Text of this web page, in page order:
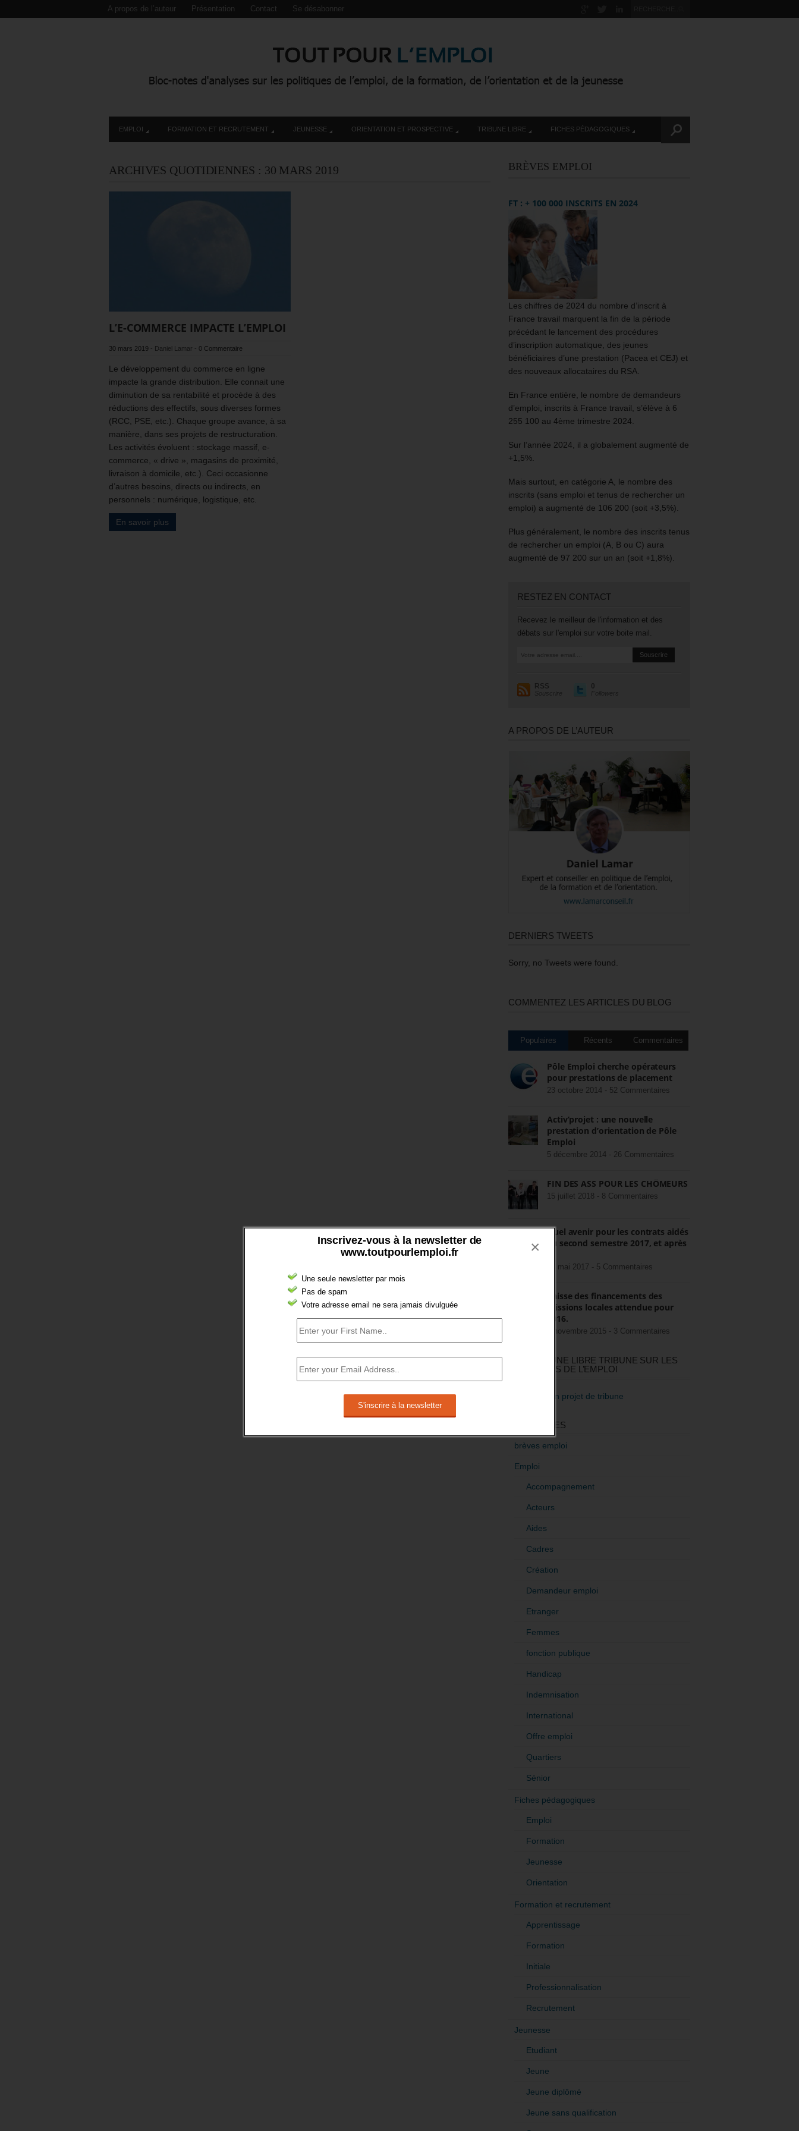
Inscrivez-vous à la newsletter de
www.toutpourlemploi.fr
Une seule newsletter par mois
Pas de spam
Votre adresse email ne sera jamais divulguée
×
A propos de l’auteur Présentation Contact Se désabonner
EMPLOI FORMATION ET RECRUTEMENT JEUNESSE ORIENTATION ET PROSPECTIVE TRIBUNE LIBRE FICHES PÉDAGOGIQUES
ARCHIVES QUOTIDIENNES : 30 MARS 2019
L’E-COMMERCE IMPACTE L’EMPLOI
30 mars 2019 - Daniel Lamar - 0 Commentaire
Le développement du commerce en ligne
impacte la grande distribution. Elle connait une
diminution de sa rentabilité et procède à des
réductions des effectifs, sous diverses formes
(RCC, PSE, etc.). Chaque groupe avance, à sa
manière, dans ses projets de restructuration.
Les activités évoluent : stockage massif, e-
commerce, « drive », magasins de proximité,
livraison à domicile, etc.). Ceci occasionne
d’autres besoins, directs ou indirects, en
personnels : numérique, logistique, etc.
En savoir plus
BRÈVES EMPLOI
FT : + 100 000 INSCRITS EN 2024
Les chiffres de 2024 du nombre d’inscrit à
France travail marquent la fin de la période
précédant le lancement des procédures
d’inscription automatique, des jeunes
bénéficiaires d’une prestation (Pacea et CEJ) et
des nouveaux allocataires du RSA.
En France entière, le nombre de demandeurs
d’emploi, inscrits à France travail, s’élève à 6
255 100 au 4ème trimestre 2024.
Sur l’année 2024, il a globalement augmenté de
+1,5%.
Mais surtout, en catégorie A, le nombre des
inscrits (sans emploi et tenus de rechercher un
emploi) a augmenté de 106 200 (soit +3,5%).
Plus généralement, le nombre des inscrits tenus
de rechercher un emploi (A, B ou C) aura
augmenté de 97 200 sur un an (soit +1,8%).
RESTEZ EN CONTACT
Recevez le meilleur de l'information et des
débats sur l'emploi sur votre boite mail.
RSS
Souscrire
0
Followers
A PROPOS DE L’AUTEUR
DERNIERS TWEETS
Sorry, no Tweets were found.
COMMENTEZ LES ARTICLES DU BLOG
Populaires Récents Commentaires
Pôle Emploi cherche opérateurs
pour prestations de placement
23 octobre 2014 - 52 Commentaires
Activ’projet : une nouvelle
prestation d’orientation de Pôle
Emploi
5 décembre 2014 - 26 Commentaires
FIN DES ASS POUR LES CHÔMEURS
15 juillet 2018 - 8 Commentaires
Quel avenir pour les contrats aidés
au second semestre 2017, et après
22 mai 2017 - 5 Commentaires
Baisse des financements des
missions locales attendue pour
2016.
3 novembre 2015 - 3 Commentaires
RÉDIGEZ UNE LIBRE TRIBUNE SUR LES
POLITIQUES DE L’EMPLOI
>Décrire mon projet de tribune
CATÉGORIES
brèves emploi
Emploi
Accompagnement
Acteurs
Aides
Cadres
Création
Demandeur emploi
Etranger
Femmes
fonction publique
Handicap
Indemnisation
International
Offre emploi
Quartiers
Sénior
Fiches pédagogiques
Emploi
Formation
Jeunesse
Orientation
Formation et recrutement
Apprentissage
Formation
Initiale
Professionnalisation
Recrutement
Jeunesse
Etudiant
Jeune
Jeune diplômé
Jeune sans qualification